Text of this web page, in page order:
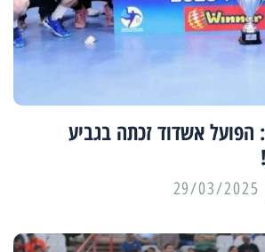
הפועל אשדוד זכתה בגביע